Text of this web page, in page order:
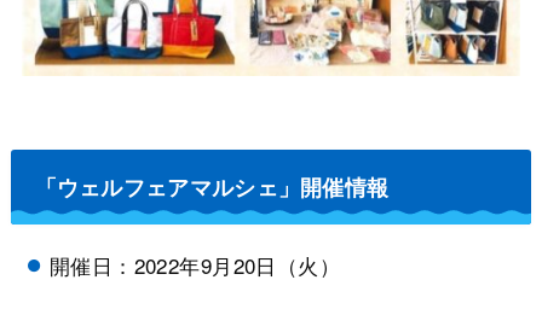
「ウェルフェアマルシェ」開催情報
開催日：2022年9月20日（火）